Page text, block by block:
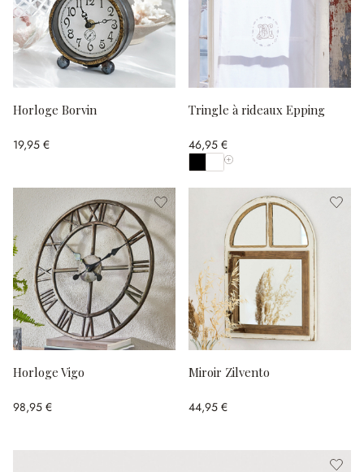
Horloge Borvin
19,95 €
Tringle à rideaux Epping
46,95 €
Afficher toutes les couleurs
Horloge Vigo
98,95 €
Miroir Zilvento
44,95 €